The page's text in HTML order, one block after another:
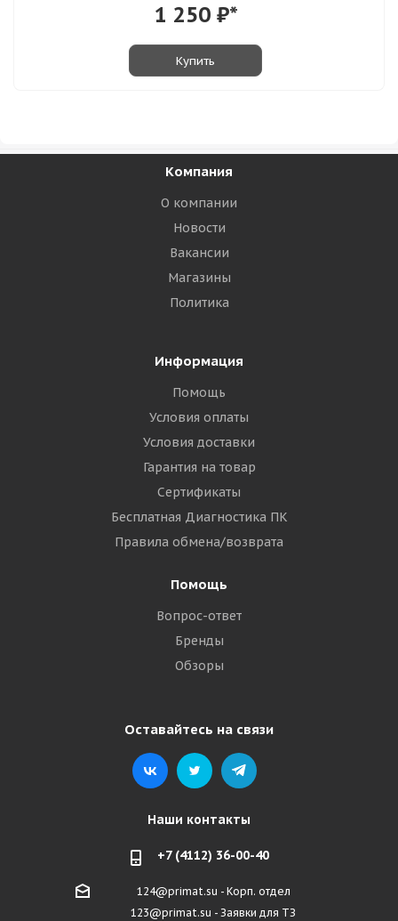
1 250₽*
Купить
Компания
О компании
Новости
Вакансии
Магазины
Политика
Информация
Помощь
Условия оплаты
Условия доставки
Гарантия на товар
Сертификаты
Бесплатная Диагностика ПК
Правила обмена/возврата
Помощь
Вопрос-ответ
Бренды
Обзоры
Оставайтесь на связи
Наши контакты
+7 (4112) 36-00-40
124@primat.su - Корп. отдел
123@primat.su - Заявки для ТЗ